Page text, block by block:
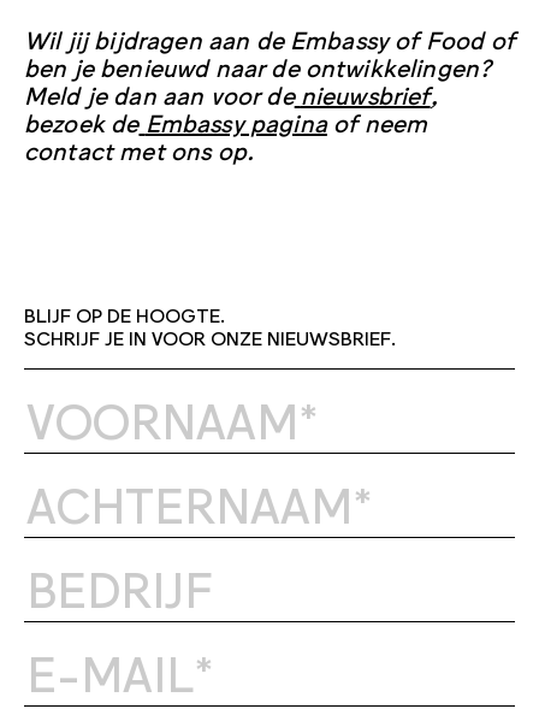
Wil jij bijdragen aan de Embassy of Food of
ben je benieuwd naar de ontwikkelingen?
Meld je dan aan voor de nieuwsbrief,
bezoek de Embassy paginaof neem
contact met ons op.
BLIJF OP DE HOOGTE.
SCHRIJF JE IN VOOR ONZE NIEUWSBRIEF.